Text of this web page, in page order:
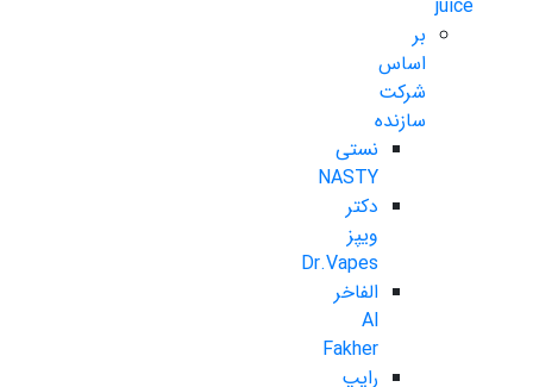
juice
بر
اساس
شرکت
سازنده
نستی
NASTY
دکتر
ویپز
Dr.Vapes
الفاخر
Al
Fakher
رایپ